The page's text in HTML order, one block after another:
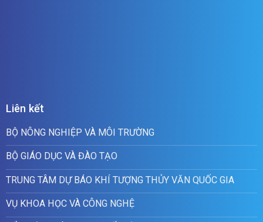
Liên kết
BỘ NÔNG NGHIỆP VÀ MÔI TRƯỜNG
BỘ GIÁO DỤC VÀ ĐÀO TẠO
TRUNG TÂM DỰ BÁO KHÍ TƯỢNG THỦY VĂN QUỐC GIA
VỤ KHOA HỌC VÀ CÔNG NGHỆ